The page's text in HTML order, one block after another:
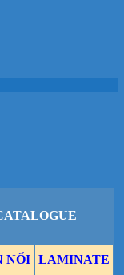
NỔI LAMINATE